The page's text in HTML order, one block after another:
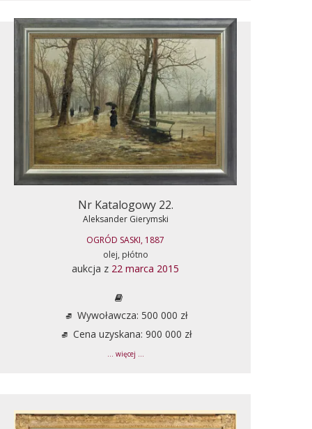
Nr Katalogowy 22.
Aleksander Gierymski
OGRÓD SASKI, 1887
olej, płótno
aukcja z 22 marca 2015
Wywoławcza: 500 000 zł
Cena uzyskana: 900 000 zł
... więcej ...